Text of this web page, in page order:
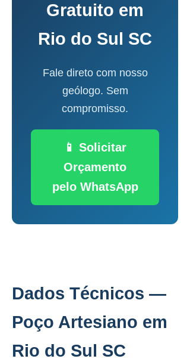
Gratuito em
Rio do Sul SC
Fale direto com nosso
geólogo. Sem
compromisso.
📱 Solicitar
Orçamento
pelo WhatsApp
Dados Técnicos —
Poço Artesiano em
Rio do Sul SC